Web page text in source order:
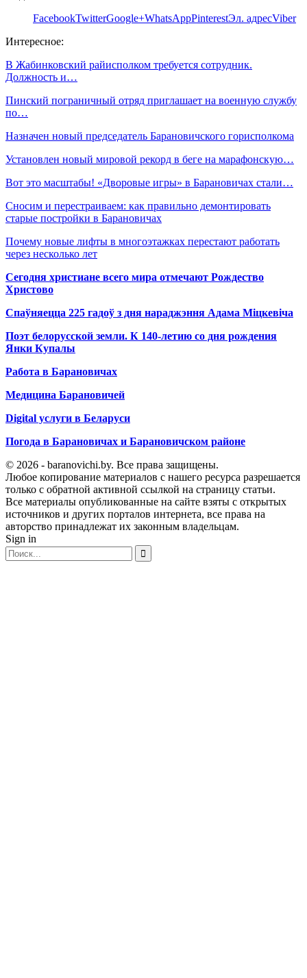
FacebookTwitterGoogle+WhatsAppPinterestЭл. адресViber
Интересное:
В Жабинковский райисполком требуется сотрудник.
Должность и…
Пинский пограничный отряд приглашает на военную службу
по…
Назначен новый председатель Барановичского горисполкома
Установлен новый мировой рекорд в беге на марафонскую…
Вот это масштабы! «Дворовые игры» в Барановичах стали…
Сносим и перестраиваем: как правильно демонтировать
старые постройки в Барановичах
Почему новые лифты в многоэтажках перестают работать
через несколько лет
Сегодня христиане всего мира отмечают Рождество
Христово
Спаўняецца 225 гадоў з дня нараджэння Адама Міцкевіча
Поэт белорусской земли. К 140-летию со дня рождения
Янки Купалы
Работа в Барановичах
Медицина Барановичей
Digital услуги в Беларуси
Погода в Барановичах и Барановичском районе
© 2026 - baranovichi.by. Все права защищены.
Любое копирование материалов с нашего ресурса разрешается
только с обратной активной ссылкой на страницу статьи.
Все материалы опубликованные на сайте взяты с открытых
источников и других порталов интернета, все права на
авторство принадлежат их законным владельцам.
Sign in